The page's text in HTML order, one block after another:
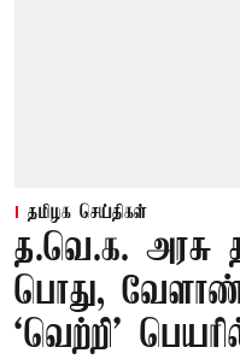
தமிழக செய்திகள்
த.வெ.க. அரசு
பொது,
‘வெற்றி’